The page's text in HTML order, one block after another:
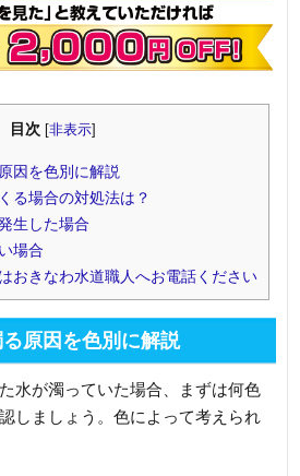
目次 [非表示]
因を色別に解説
る場合の対処法は？
生した場合
場合
おきなわ水道職人へお電話ください
原因を色別に解説
水が濁っていた場合、まずは何色
しましょう。色によって考えられ